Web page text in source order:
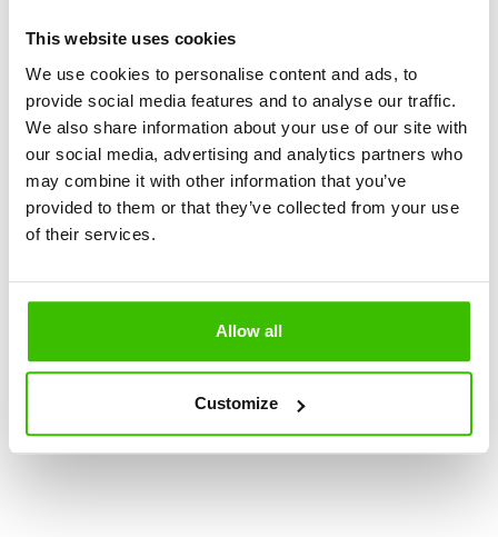
This website uses cookies
We use cookies to personalise content and ads, to
provide social media features and to analyse our traffic.
We also share information about your use of our site with
our social media, advertising and analytics partners who
may combine it with other information that you’ve
provided to them or that they’ve collected from your use
of their services.
Allow all
Customize
mozgásos játékok és a sportmotiváció keverékén
alapul.
12 kulcskészség fejlesztése
Nagy hangsúly a játékosságon és élményszerzésen
2 képzett edző